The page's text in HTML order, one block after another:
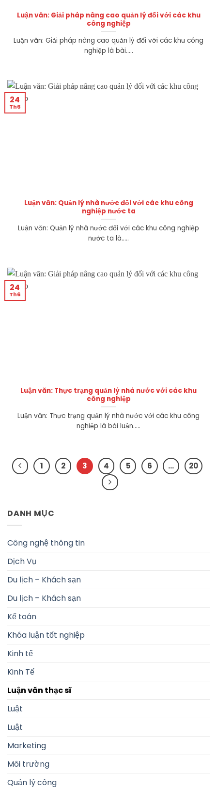
Luận văn: Giải pháp nâng cao quản lý đối với các khu
công nghiệp
Luận văn: Giải pháp nâng cao quản lý đối với các khu công
nghiệp là bài.....
Luận văn: Quản lý nhà nước đối với các khu công
nghiệp nước ta
Luận văn: Quản lý nhà nước đối với các khu công nghiệp
nước ta là.....
24
Th6
Luận văn: Thực trạng quản lý nhà nước với các khu
công nghiệp
Luận văn: Thực trạng quản lý nhà nước với các khu công
nghiệp là bài luận.....
24
Th6
1 2 3 4 5 6 … 20
DANH MỤC
Công nghệ thông tin
Dịch Vụ
Du lịch – Khách sạn
Du lịch – Khách sạn
Kế toán
Khóa luận tốt nghiệp
Kinh tế
Kinh Tế
Luận văn thạc sĩ
Luật
Luật
Marketing
Môi trường
Quản lý công